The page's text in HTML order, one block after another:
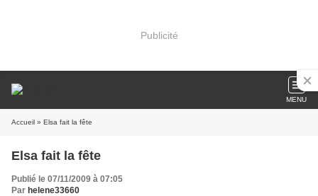
Publicité
MENU
Accueil » Elsa fait la fête
Elsa fait la fête
Publié le 07/11/2009 à 07:05
Par helene33660